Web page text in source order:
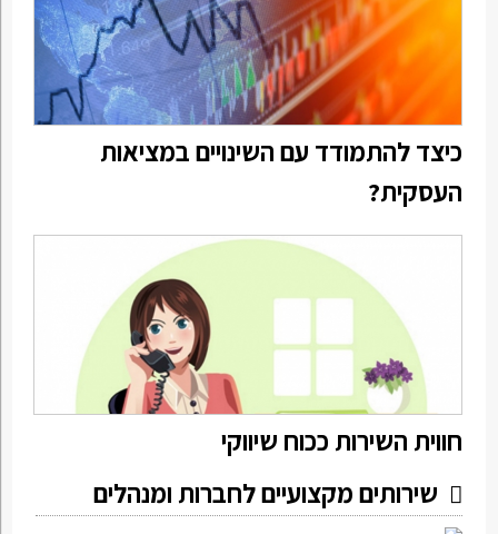
כיצד להתמודד עם השינויים במציאות
העסקית?
חווית השירות ככוח שיווקי
שירותים מקצועיים לחברות ומנהלים